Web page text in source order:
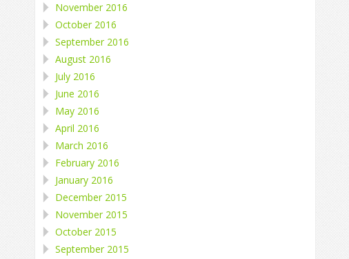
November 2016
October 2016
September 2016
August 2016
July 2016
June 2016
May 2016
April 2016
March 2016
February 2016
January 2016
December 2015
November 2015
October 2015
September 2015